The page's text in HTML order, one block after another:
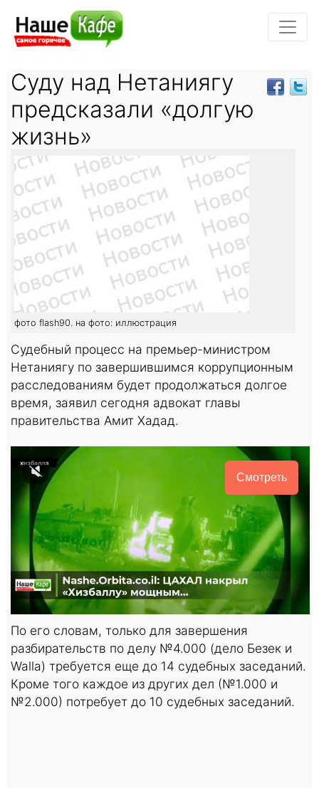
Суду над Нетаниягу
предсказали «долгую
жизнь»
фото flash90. на фото: иллюстрация
Судебный процесс на премьер-министром
Нетаниягу по завершившимся коррупционным
расследованиям будет продолжаться долгое
время, заявил сегодня адвокат главы
правительства Амит Хадад.
Смотреть
По его словам, только для завершения
разбирательств по делу №4.000 (дело Безек и
Walla) требуется еще до 14 судебных заседаний.
Кроме того каждое из других дел (№1.000 и
№2.000) потребует до 10 судебных заседаний.